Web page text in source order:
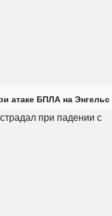
атаке БПЛА на Энгельс